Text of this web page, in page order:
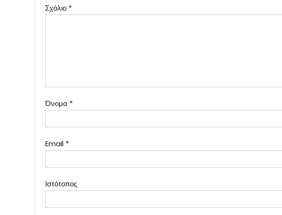
Σχόλιο *
Όνομα *
Email *
Ιστότοπος